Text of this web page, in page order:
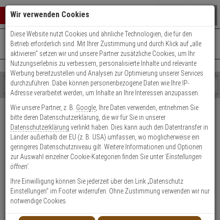
Warenkorb schließen
0 ARTIKEL IM WARENKORB
Ihr Warenkorb ist momentan leer.
Ergebnisse ()
Fertig
Shop
durchsuchen
geben
Sie
mindestens
Zeichen
ein,
um
Suche
wurde
noch
Kategorien
Suche
gestartet
+49 (0)821 899 493-0Mo. - Do.: 8:00 - 16:30 | Fr.: 8:00 - 14:00 Uhr
Kontaktservice nutzen
Versand & Lieferung
Bitte wählen Sie Ihr Lieferland.
Welche Lieferoptionen kann ich nach der Bestellung
auswählen?
Wir verwenden Cookies
Diese Website nutzt Cookies und ähnliche Technologien, die für den
Betrieb erforderlich sind. Mit Ihrer Zustimmung und durch Klick auf „alle
aktivieren“ setzen wir und unsere Partner zusätzliche Cookies, um Ihr
Nutzungserlebnis zu verbessern, personalisierte Inhalte und relevante
Werbung bereitzustellen und Analysen zur Optimierung unserer Services
durchzuführen. Dabei können personenbezogene Daten wie Ihre IP-
Adresse verarbeitet werden, um Inhalte an Ihre Interessen anzupassen.
Wie unsere Partner, z. B. Google , Ihre Daten verwenden, entnehmen Sie
bitte deren Datenschutzerklärung, die wir für Sie in unserer
Datenschutzerklärung verlinkt haben. Dies kann auch den Datentransfer in
Länder außerhalb der EU (z. B. USA) umfassen, wo möglicherweise ein
geringeres Datenschutzniveau gilt. Weitere Informationen und Optionen
zur Auswahl einzelner Cookie-Kategorien finden Sie unter 'Einstellungen
öffnen'.
Ihre Einwilligung können Sie jederzeit über den Link „Datenschutz
Einstellungen“ im Footer widerrufen. Ohne Zustimmung verwenden wir nur
notwendige Cookies.